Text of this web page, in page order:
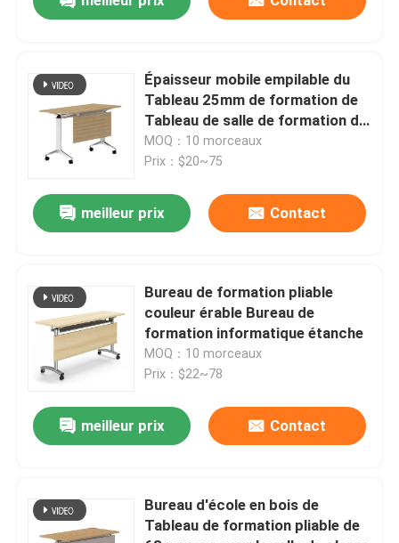
Épaisseur mobile empilable du
Tableau 25mm de formation de
Tableau de salle de formation de
55 pouces
MOQ：10 morceaux
Prix：$20~75
meilleur prix Contact
Bureau de formation pliable
couleur érable Bureau de
formation informatique étanche
MOQ：10 morceaux
Prix：$22~78
meilleur prix Contact
Bureau d'école en bois de
Tableau de formation pliable de